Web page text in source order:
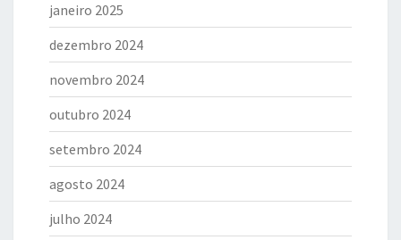
janeiro 2025
dezembro 2024
novembro 2024
outubro 2024
setembro 2024
agosto 2024
julho 2024